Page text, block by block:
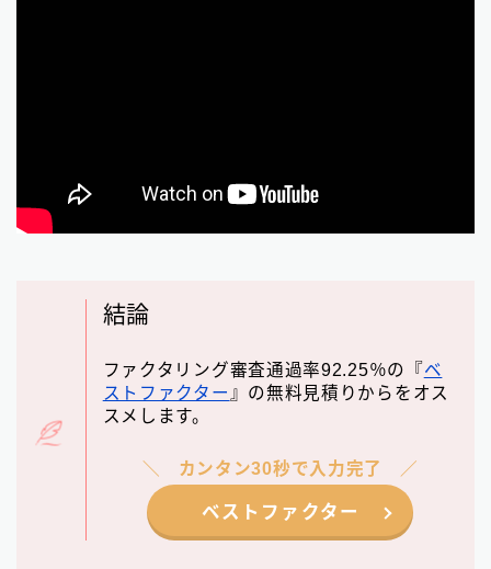
結論
ファクタリング審査通過率92.25％の『ベ
ストファクター 』の無料見積りからをオス
スメします。
カンタン30秒で入力完了
ベストファクター